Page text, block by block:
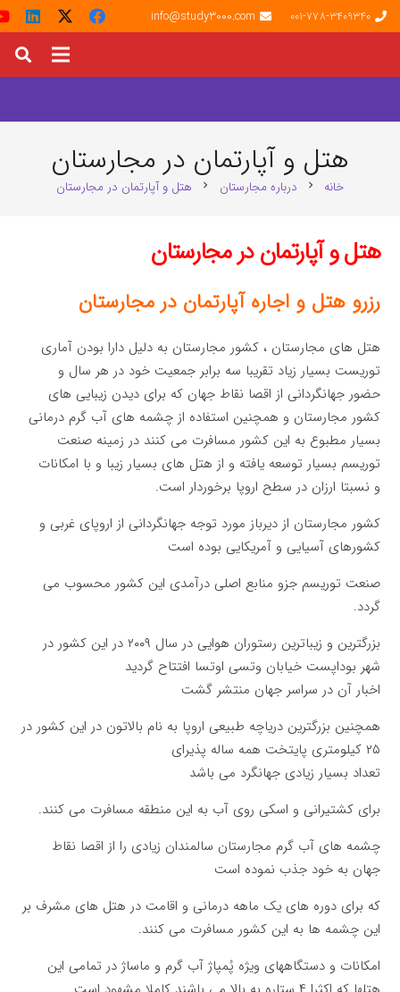
001-778-3409340
info@study3000.com
هتل و آپارتمان در مجارستان
خانه chevron_right درباره مجارستان chevron_right هتل و آپارتمان در مجارستان
هتل و آپارتمان در مجارستان
رزرو هتل و اجاره آپارتمان در مجارستان
هتل های مجارستان ، کشور مجارستان به دلیل دارا بودن آماری
توریست بسیار زیاد تقریبا سه برابر جمعیت خود در هر سال و
حضور جهانگردانی از اقصا نقاط جهان که برای دیدن زیبایی های
کشور مجارستان و همچنین استفاده از چشمه های آب گرم درمانی
بسیار مطبوع به این کشور مسافرت می کنند در زمینه صنعت
توریسم بسیار توسعه یافته و از هتل های بسیار زیبا و با امکانات
و نسبتا ارزان در سطح اروپا برخوردار است.
کشور مجارستان از دیرباز مورد توجه جهانگردانی از اروپای غربی و
کشورهای آسیایی و آمریکایی بوده است
صنعت توریسم جزو منابع اصلی درآمدی این کشور محسوب می
گردد.
بزرگترین و زیباترین رستوران هوایی در سال ۲۰۰۹ در این کشور در
شهر بوداپست خیابان وتسی اوتسا افتتاح گردید
اخبار آن در سراسر جهان منتشر گشت
همچنین بزرگترین دریاچه طبیعی اروپا به نام بالاتون در این کشور در
۲۵ کیلومتری پایتخت همه ساله پذیرای
تعداد بسیار زیادی جهانگرد می باشد
برای کشتیرانی و اسکی روی آب به این منطقه مسافرت می کنند.
چشمه های آب گرم مجارستان سالمندان زیادی را از اقصا نقاط
جهان به خود جذب نموده است
که برای دوره های یک ماهه درمانی و اقامت در هتل های مشرف بر
این چشمه ها به این کشور مسافرت می کنند.
امکانات و دستگاههای ویژه پُمپاژ آب گرم و ماساژ در تمامی این